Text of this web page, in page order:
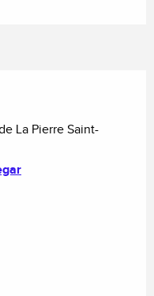
La Pierre Saint-